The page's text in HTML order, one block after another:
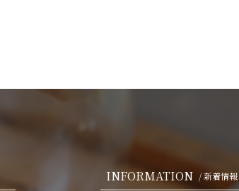
INFORMATION / 新着情報